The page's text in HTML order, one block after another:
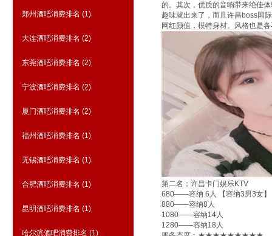
郑州酒吧消费排名 (1)
大连酒吧消费排名 (2)
东莞酒吧消费排名 (2)
宁波酒吧消费排名 (2)
厦门酒吧消费排名 (2)
福州酒吧消费排名 (1)
无锡酒吧消费排名 (1)
合肥酒吧消费排名 (1)
昆明酒吧消费排名 (1)
哈尔滨酒吧消费排名 (1)
的。其次，优质的音响带来绝佳
趣味就出来了，而且许昌boss国
网红颜值，模特身材。风格也是
第二名；许昌卡门娱乐KTV
680——容纳 6人 【容纳3男3女】
880——容纳8人
1080——容纳14人
1280——容纳18人